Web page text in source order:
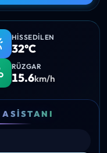
HISSEDILEN
32°C
RÜZGAR
15.6km/h
ASISTANI